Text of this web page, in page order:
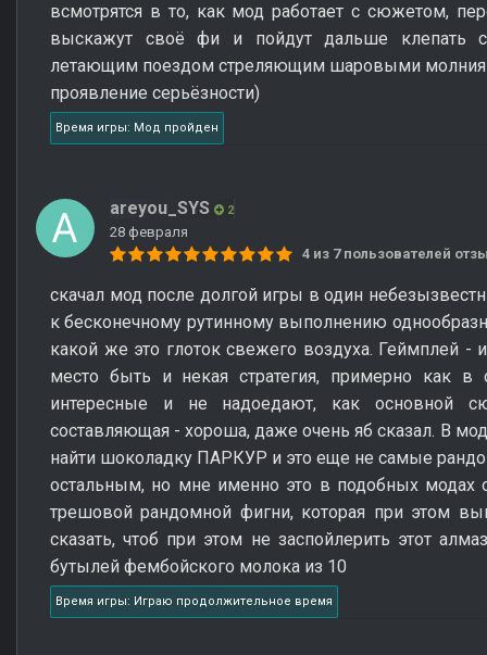
всмотрятся в то, как мод работает с сюжетом,
выскажут своё фи и пойдут дальше клепать
летающим поездом стреляющим шаровыми
проявление серьёзности)
Время игры: Мод пройден
areyou_SYS 2
28 февраля
4 из 7 пользователей
скачал мод после долгой игры в один
к бесконечному рутинному выполнению
какой же это глоток свежего воздуха. Геймплей
место быть и некая стратегия, примерно как в
интересные и не надоедают, как основной
составляющая - хороша, даже очень яб сказал. В
найти шоколадку ПАРКУР и это еще не самые
остальным, но мне именно это в подобных
трешовой рандомной фигни, которая при этом
сказать, чтоб при этом не заспойлерить этот
бутылей фембойского молока из 10
Время игры: Играю продолжительное время